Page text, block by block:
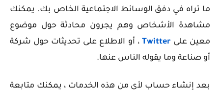
ما تراه في دفق الوسائط الاجتماعية الخاص بك. يمكنك
مشاهدة الأشخاص وهم يجرون محادثة حول موضوع
معين علىTwitter ، أو الاطلاع على تحديثات حول شركة
أو صناعة وما يقوله الناس عنها.
بعد إنشاء حساب لأي من هذه الخدمات ، يمكنك متابعة